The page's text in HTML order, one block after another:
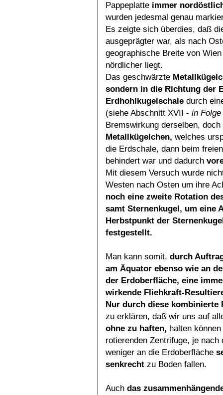
Pappeplatte immer
wurden jedesmal genau
Es zeigte sich überdies, daß
ausgeprägter war, als nach
geographische Breite von
nördlicher liegt.
Das geschwärzte
sondern in die Richtung der
Erdhohlkugelschale durch
(siehe Abschnitt XVII - in
Bremswirkung derselben,
Metallkügelchen, welches
die Erdschale, dann beim
behindert war und dadurch
Mit diesem Versuch wurde
Westen nach Osten um ihre
noch eine zweite Rotation
samt Sternenkugel, um eine
Herbstpunkt der
festgestellt.
Man kann somit, durch
am Äquator ebenso wie an
der Erdoberfläche, eine
wirkende Fliehkraft-
Nur durch diese
zu erklären, daß wir uns auf
ohne zu haften, halten
rotierenden Zentrifuge, je
weniger an die Erdoberfläche
senkrecht zu Boden fallen.
Auch das